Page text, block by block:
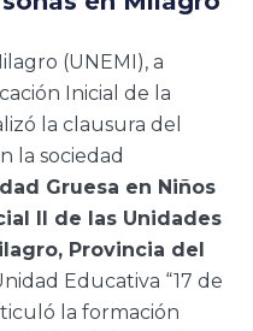
(UNEMI), a
Inicial de la
la clausura del
la sociedad
Gruesa en Niños
II de las Unidades
Provincia del
Educativa “17 de
la formación